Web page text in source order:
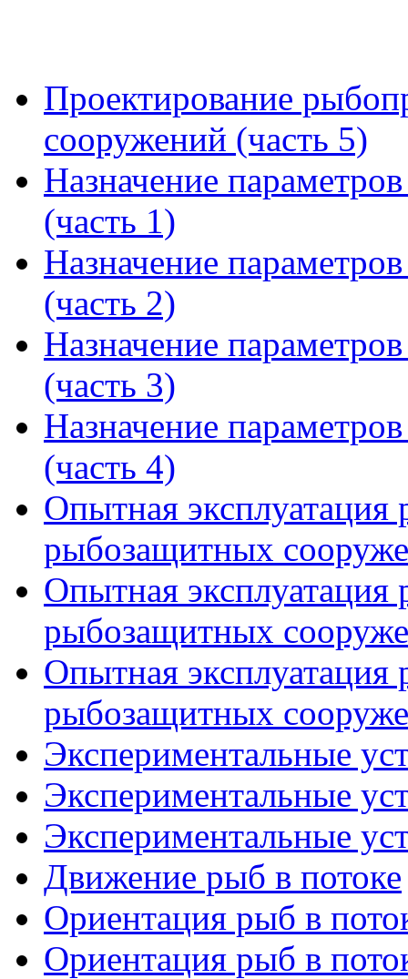
Проектирование
сооружений (часть 5)
Назначение
(часть 1)
Назначение
(часть 2)
Назначение
(часть 3)
Назначение
(часть 4)
Опытная
рыбозащитных
Опытная
рыбозащитных
Опытная
рыбозащитных
Экспериментальные
Экспериментальные
Экспериментальные
Движение рыб в потоке
Ориентация рыб в
Ориентация рыб в